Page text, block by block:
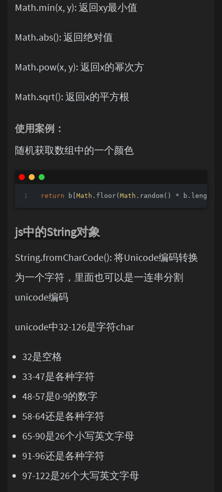
Math.min(x, y): 返回xy最小值
Math.abs(): 返回绝对值
Math.pow(x, y): 返回x的幂次方
Math.sqrt(): 返回x的平方根
使用案例：
随机获取数组中的一个颜色
return b[Math .floor(Math
js中的String对象
String.fromCharCode(): 将Unicode编码转换
为一个字符，里面也可以是一连串分割
unicode编码
unicode中32-126是字符char
32是空格
33-47是各种字符
48-57是0-9的数字
58-64还是各种字符
65-90是26个小写英文字母
91-96还是各种字符
97-122是26个大写英文字母